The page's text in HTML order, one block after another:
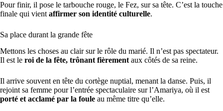
Pour finir, il pose le tarbouche rouge, le Fez, sur sa tête. C’est la touche
finale qui vient affirmer son identité culturelle.
Sa place durant la grande fête
Mettons les choses au clair sur le rôle du marié. Il n’est pas spectateur.
Il est le roi de la fête, trônant fièrement aux côtés de sa reine.
Il arrive souvent en tête du cortège nuptial, menant la danse. Puis, il
rejoint sa femme pour l’entrée spectaculaire sur l’Amariya, où il est
porté et acclamé par la foule au même titre qu’elle.